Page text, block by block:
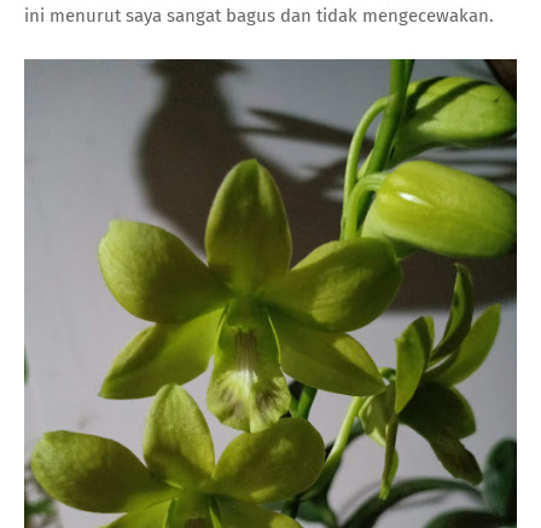
ini menurut saya sangat bagus dan tidak mengecewakan.